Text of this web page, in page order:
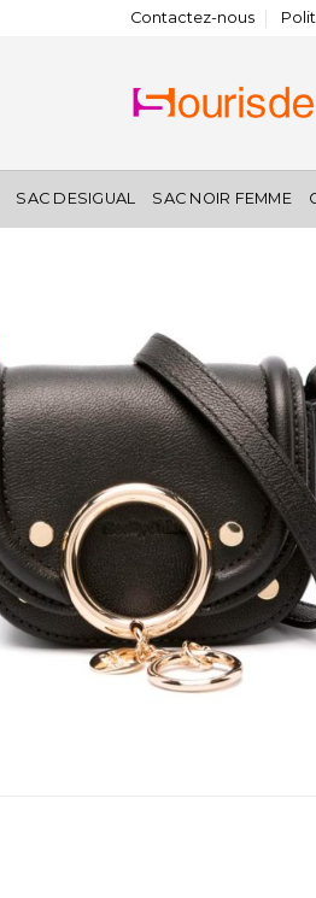
Contactez-nous
SAC DESIGUAL SAC NOIR FEMME